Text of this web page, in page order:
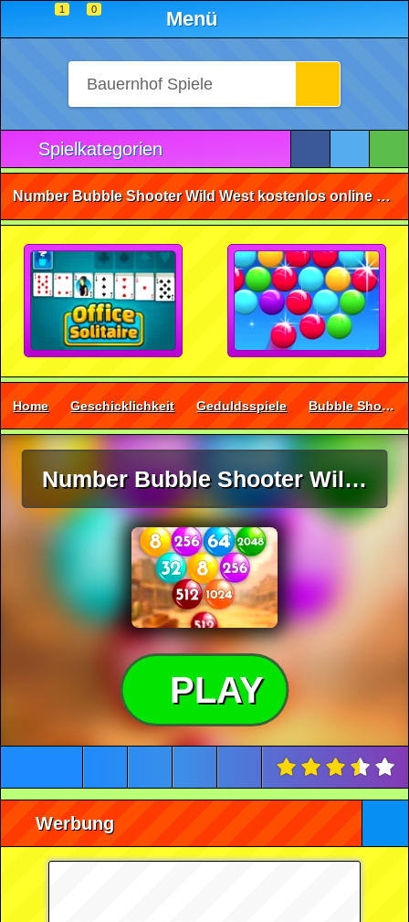
1 0 Menü
Spielkategorien
Number Bubble Shooter Wild West kostenlos online spielen • ohne Anmeldung 🕹️
Home Geschicklichkeit Geduldsspiele Bubble Shooter
Number Bubble Shooter Wild West
PLAY
Werbung